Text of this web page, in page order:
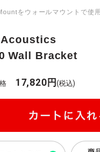
をウォールマウントで使
Acoustics
Wall Bracket
17,820円(税込)